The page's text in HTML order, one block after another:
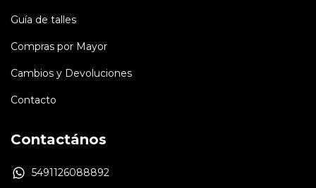
Guía de talles
Compras por Mayor
Cambios y Devoluciones
Contacto
Contactános
5491126088892